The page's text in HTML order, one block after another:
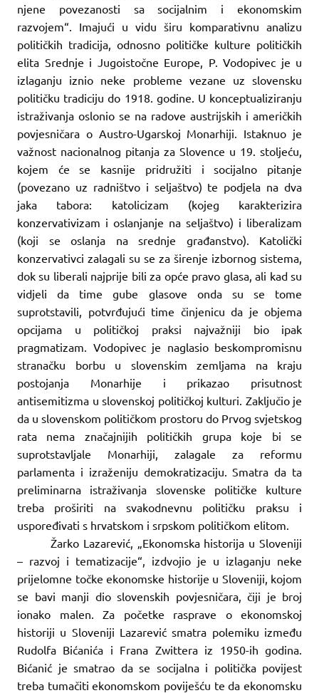
njene povezanosti sa socijalnim i ekonomskim
razvojem“. Imajući u vidu širu komparativnu analizu
političkih tradicija, odnosno političke kulture političkih
elita Srednje i Jugoistočne Europe, P. Vodopivec je u
izlaganju iznio neke probleme vezane uz slovensku
političku tradiciju do 1918. godine. U konceptualiziranju
istraživanja oslonio se na radove austrijskih i američkih
povjesničara o Austro-Ugarskoj Monarhiji. Istaknuo je
važnost nacionalnog pitanja za Slovence u 19. stoljeću,
kojem će se kasnije pridružiti i socijalno pitanje
(povezano uz radništvo i seljaštvo) te podjela na dva
jaka tabora: katolicizam (kojeg karakterizira
konzervativizam i oslanjanje na seljaštvo) i liberalizam
(koji se oslanja na srednje građanstvo). Katolički
konzervativci zalagali su se za širenje izbornog sistema,
dok su liberali najprije bili za opće pravo glasa, ali kad su
vidjeli da time gube glasove onda su se tome
suprotstavili, potvrđujući time činjenicu da je objema
opcijama u političkoj praksi najvažniji bio ipak
pragmatizam. Vodopivec je naglasio beskompromisnu
stranačku borbu u slovenskim zemljama na kraju
postojanja Monarhije i prikazao prisutnost
antisemitizma u slovenskoj političkoj kulturi. Zaključio je
da u slovenskom političkom prostoru do Prvog svjetskog
rata nema značajnijih političkih grupa koje bi se
suprotstavljale Monarhiji, zalagale za reformu
parlamenta i izraženiju demokratizaciju. Smatra da ta
preliminarna istraživanja slovenske političke kulture
treba proširiti na svakodnevnu političku praksu i
uspoređivati s hrvatskom i srpskom političkom elitom.
Žarko Lazarević, „Ekonomska historija u Sloveniji
– razvoj i tematizacije“, izdvojio je u izlaganju neke
prijelomne točke ekonomske historije u Sloveniji, kojom
se bavi manji dio slovenskih povjesničara, čiji je broj
ionako malen. Za početke rasprave o ekonomskoj
historiji u Sloveniji Lazarević smatra polemiku između
Rudolfa Bićanića i Frana Zwittera iz 1950-ih godina.
Bićanić je smatrao da se socijalna i politička povijest
treba tumačiti ekonomskom poviješću te da ekonomsku